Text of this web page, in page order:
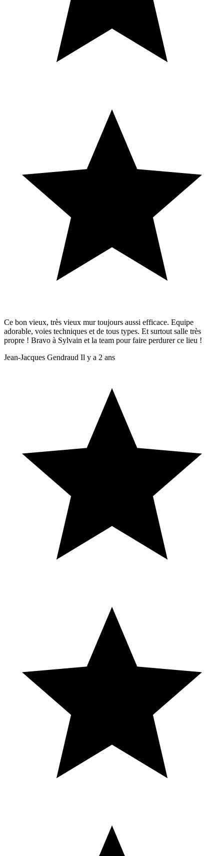
Ce bon vieux, très vieux mur toujours aussi efficace. Equipe
adorable, voies techniques et de tous types. Et surtout salle très
propre ! Bravo à Sylvain et la team pour faire perdurer ce lieu !
Jean-Jacques Gendraud Il y a 2 ans